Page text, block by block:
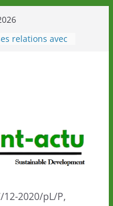
relations avec
nouveau tirage
au Togo sur
au-delà des
athlètes
la politique
de
12-2020/pL/P,